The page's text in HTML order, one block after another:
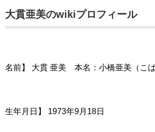
大貫亜美のwikiプロフィール
名前】 大貫 亜美 本名：小橋亜美（こば
生年月日】 1973年9月18日